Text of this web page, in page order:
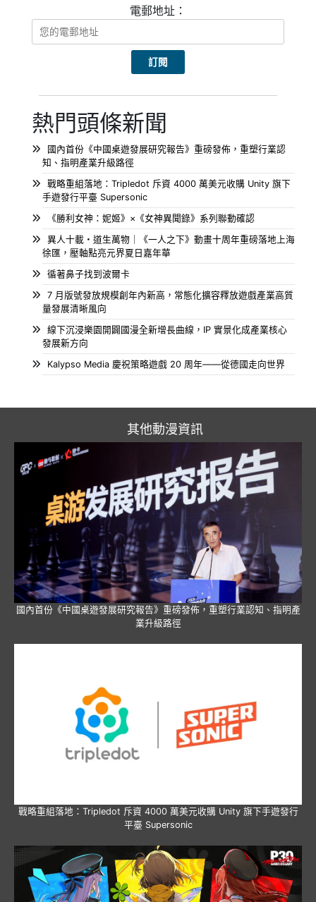
電郵地址：
熱門頭條新聞
國內首份《中國桌遊發展研究報告》重磅發佈，重塑行業認
知、指明產業升級路徑
戰略重組落地：Tripledot 斥資 4000 萬美元收購 Unity 旗下
手遊發行平臺 Supersonic
《勝利女神：妮姬》×《女神異聞錄》系列聯動確認
異人十載・道生萬物｜《一人之下》動畫十周年重磅落地上海
徐匯，壓軸點亮元界夏日嘉年華
循著鼻子找到波爾卡
7 月版號發放規模創年內新高，常態化擴容釋放遊戲產業高質
量發展清晰風向
線下沉浸樂園開闢國漫全新增長曲線，IP 實景化成產業核心
發展新方向
Kalypso Media 慶祝策略遊戲 20 周年——從德國走向世界
其他動漫資訊
國內首份《中國桌遊發展研究報告》重磅發佈，重塑行業認知、指明產
業升級路徑
戰略重組落地：Tripledot 斥資 4000 萬美元收購 Unity 旗下手遊發行
平臺 Supersonic